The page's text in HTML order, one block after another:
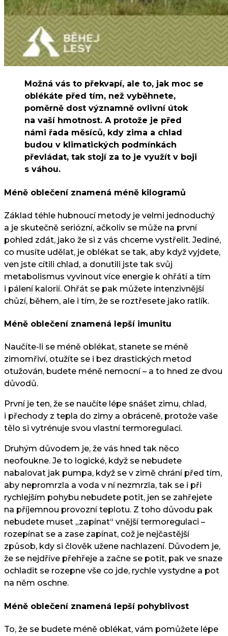
Možná vás to překvapí, ale to, jak moc se
oblékáte před tím, než vyběhnete,
poměrně dost významně ovlivní útok
na vaší hmotnost. A protože je před
námi řada měsíců, kdy zima a chlad
budou v klimatických podmínkách
převládat, tak stojí za to je využít v boji
s váhou.
Méně oblečení znamená méně kilogramů
Základ téhle hubnoucí metody je velmi jednoduchý
a je skutečně seriózní, ačkoliv se může na první
pohled zdát, jako že si z vás chceme vystřelit. Jediné,
co musíte udělat, je oblékat se tak, aby když vyjdete,
ven jste cítili chlad, a donutili jste tak svůj
metabolismus vyvinout více energie k ohřátí a tím
i pálení kalorií. Ohřát se pak můžete intenzivnější
chůzí, během, ale i tím, že se roztřesete jako ratlík.
Méně oblečení znamená lepší imunitu
Naučíte-li se méně oblékat, stanete se méně
zimomřiví, otužíte se i bez drastických metod
otužován, budete méně nemocní – a to hned ze dvou
důvodů.
První je ten, že se naučíte lépe snášet zimu, chlad,
i přechody z tepla do zimy a obráceně, protože vaše
tělo si vytrénuje svou vlastní termoregulaci.
Druhým důvodem je, že vás hned tak něco
neofoukne. Je to logické, když se nebudete
nabalovat jak pumpa, když se v zimě chrání před tím,
aby nepromrzla a voda v ní nezmrzla, tak se i při
rychlejším pohybu nebudete potit, jen se zahřejete
na příjemnou provozní teplotu. Z toho důvodu pak
nebudete muset „zapínat“ vnější termoregulaci –
rozepínat se a zase zapínat, což je nejčastější
způsob, kdy si člověk užene nachlazení. Důvodem je,
že se nejdříve přehřeje a začne se potit, pak ve snaze
ochladit se rozepne vše co jde, rychle vystydne a pot
na něm oschne.
Méně oblečení znamená lepší pohyblivost
To, že se budete méně oblékat, vám pomůžete lépe